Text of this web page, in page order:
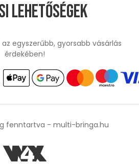
lehetőségek
egyszerűbb, gyorsabb vásárlás
érdekében!
fenntartva - multi-bringa.hu